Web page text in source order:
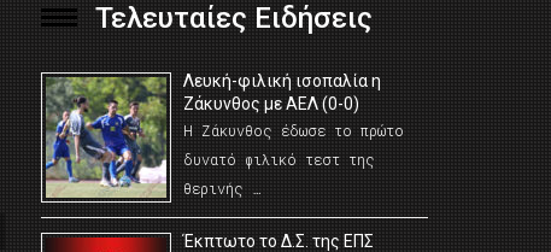
Τελευταίες Ειδήσεις
Λευκή-φιλική ισοπαλία η
Ζάκυνθος με ΑΕΛ (0-0)
Η Ζάκυνθος έδωσε το πρώτο
δυνατό φιλικό τεστ της
θερινής …
Έκπτωτο το Δ.Σ. της ΕΠΣ